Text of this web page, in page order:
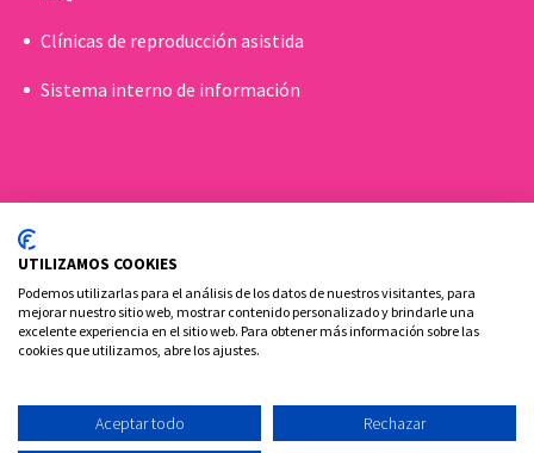
Clínicas de reproducción asistida
Sistema interno de información
UTILIZAMOS COOKIES
Podemos utilizarlas para el análisis de los datos de nuestros visitantes, para
mejorar nuestro sitio web, mostrar contenido personalizado y brindarle una
excelente experiencia en el sitio web. Para obtener más información sobre las
cookies que utilizamos, abre los ajustes.
Aceptar todo Rechazar